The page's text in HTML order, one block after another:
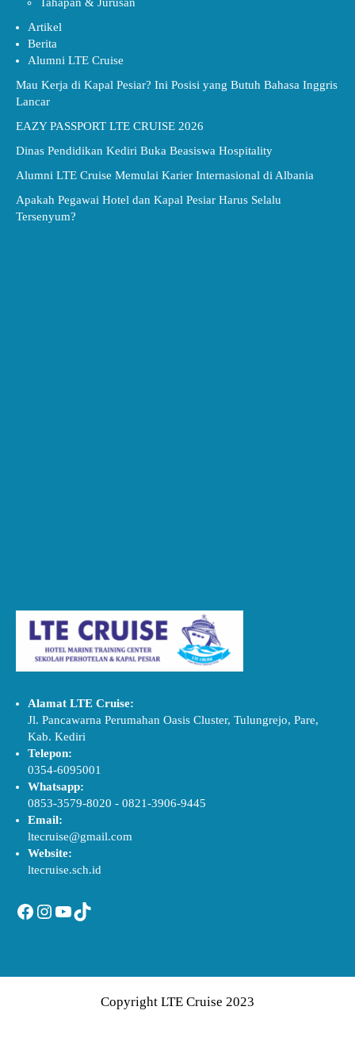
Artikel
Berita
Alumni LTE Cruise
Mau Kerja di Kapal Pesiar? Ini Posisi yang Butuh Bahasa Inggris
Lancar
EAZY PASSPORT LTE CRUISE 2026
Dinas Pendidikan Kediri Buka Beasiswa Hospitality
Alumni LTE Cruise Memulai Karier Internasional di Albania
Apakah Pegawai Hotel dan Kapal Pesiar Harus Selalu
Tersenyum?
Alamat LTE Cruise:
Jl. Pancawarna Perumahan Oasis Cluster, Tulungrejo, Pare,
Kab. Kediri
Telepon:
0354-6095001
Whatsapp:
0853-3579-8020 - 0821-3906-9445
Email:
ltecruise@gmail.com
Website:
ltecruise.sch.id
Facebook
Instagram
YouTube
TikTok
Copyright LTE Cruise 2023